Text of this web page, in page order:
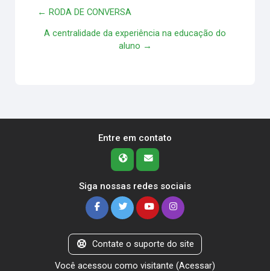
← RODA DE CONVERSA
A centralidade da experiência na educação do
aluno →
Entre em contato
Siga nossas redes sociais
Contate o suporte do site
Você acessou como visitante (Acessar)